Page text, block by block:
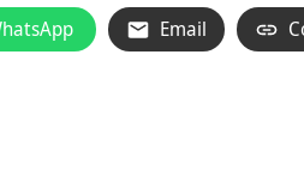
Email